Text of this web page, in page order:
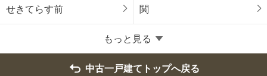
羽島郡笠松町 不破郡垂井町
安八郡輪之内町
揖斐郡揖斐川町
せきてらす前 関
もっと見る
中古一戸建てトップへ戻る